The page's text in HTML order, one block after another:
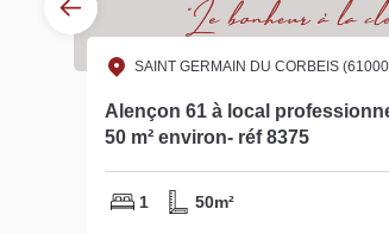
GERMAIN DU CORBEIS (61000)
61 à local professionnel de
50 m² environ- réf 8375
NC
Honoraires